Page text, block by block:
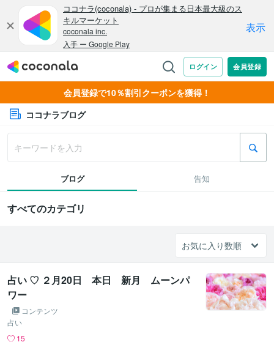
会員登録で10％割引クーポンを獲得！
ココナラブログ
ブログ 告知
すべてのカテゴリ
占い ♡ ２月20日 本日 新月 ムーンパ
ワー
コンテンツ
占い
15